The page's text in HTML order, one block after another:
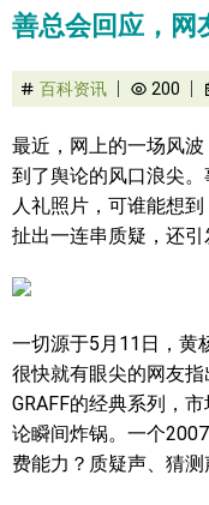
善总会回应，网
百科资讯 200
最近，网上的一场风
到了舆论的风口浪尖
人礼照片，可谁能想
扯出一连串质疑，还引
一切源于5月11日，黄
很快就有眼尖的网友
GRAFF的经典系列，
论瞬间炸锅。一个
费能力？质疑声、猜测